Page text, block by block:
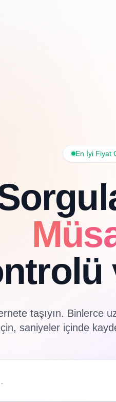
En İyi Fiyat
taşıyın. Binlerce
saniyeler içinde